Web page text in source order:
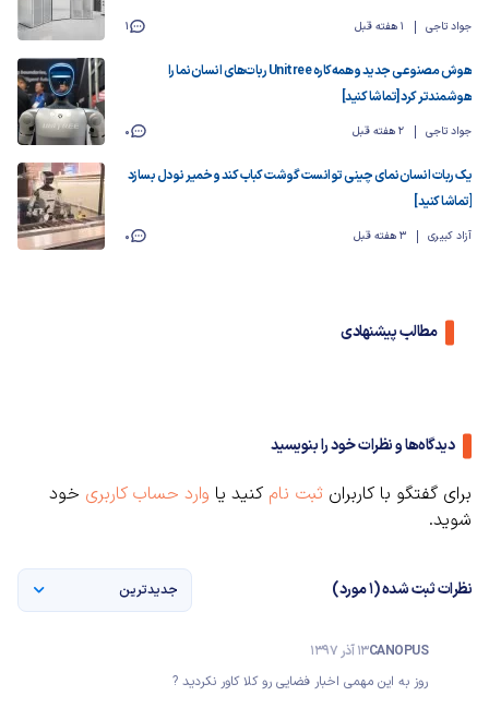
جواد تاجی 1 هفته قبل 1
هوش مصنوعی جدید و همه‌کاره Unitree ربات‌های انسان‌نما را
هوشمندتر کرد [تماشا کنید]
جواد تاجی 2 هفته قبل 0
یک ربات انسان‌نمای چینی توانست گوشت کباب کند و خمیر نودل بسازد
[تماشا کنید]
آزاد کبیری 3 هفته قبل 0
مطالب پیشنهادی
دیدگاه‌ها و نظرات خود را بنویسید
برای گفتگو با کاربران ثبت نام کنید یا وارد حساب کاربری خود
شوید.
نظرات ثبت شده (1 مورد) جدیدترین
CANOPUS13 آذر 1397
روز به این مهمی اخبار فضایی رو کلا کاور نکردید ?